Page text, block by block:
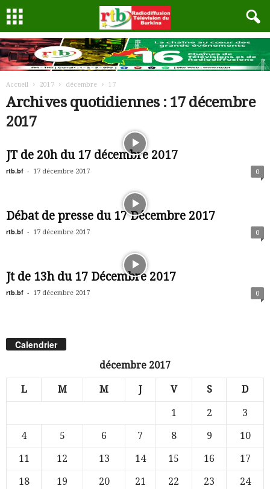
Accueil 2017 décembre 17
Archives quotidiennes : 17 décembre
2017
JT de 20h du 17 décembre 2017
rtb.bf - 17 décembre 2017 0
Débat de presse du 17 Décembre 2017
rtb.bf - 17 décembre 2017 0
Jt de 13h du 17 Décembre 2017
rtb.bf - 17 décembre 2017 0
Calendrier
décembre 2017
L M M J V S D
1 2
3
4
5 6 7 8 9
10
11
12 13 14 15 16
17
18
19 20 21 22 23
24